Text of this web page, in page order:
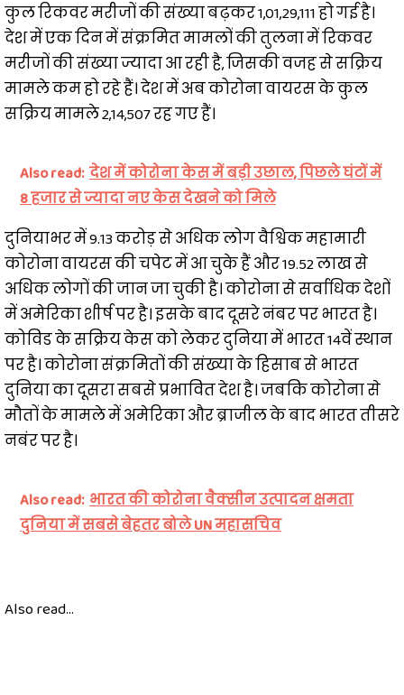
कुल रिकवर मरीजों की संख्या बढ़कर 1,01,29,111 हो गई है।
देश में एक दिन में संक्रमित मामलों की तुलना में रिकवर
मरीजों की संख्या ज्यादा आ रही है, जिसकी वजह से सक्रिय
मामले कम हो रहे हैं। देश में अब कोरोना वायरस के कुल
सक्रिय मामले 2,14,507 रह गए हैं।
Also read: देश में कोरोना केस में बड़ी उछाल, पिछले घंटों में
8 हजार से ज्यादा नए केस देखने को मिले
दुनियाभर में 9.13 करोड़ से अधिक लोग वैश्विक महामारी
कोरोना वायरस की चपेट में आ चुके हैं और 19.52 लाख से
अधिक लोगों की जान जा चुकी है। कोरोना से सर्वाधिक देशों
में अमेरिका शीर्ष पर है। इसके बाद दूसरे नंबर पर भारत है।
कोविड के सक्रिय केस को लेकर दुनिया में भारत 14वें स्थान
पर है। कोरोना संक्रमितों की संख्या के हिसाब से भारत
दुनिया का दूसरा सबसे प्रभावित देश है। जबकि कोरोना से
मौतों के मामले में अमेरिका और ब्राजील के बाद भारत तीसरे
नबंर पर है।
Also read: भारत की कोरोना वैक्सीन उत्पादन क्षमता
दुनिया में सबसे बेहतर बोले UN महासचिव
Also read...